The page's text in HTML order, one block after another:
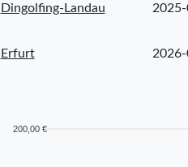
Dingolfing-Landau 2025-
Erfurt 2026-
200,00 €